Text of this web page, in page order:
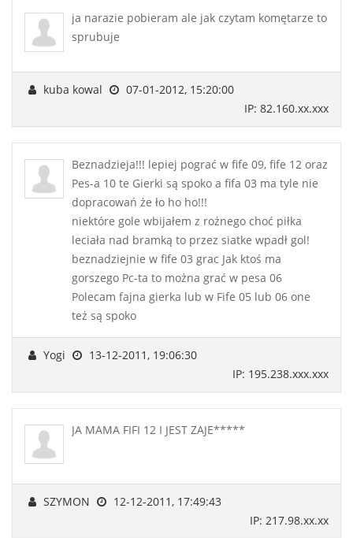
ja narazie pobieram ale jak czytam komętarze to
sprubuje
kuba kowal
07-01-2012, 15:20:00
IP: 82.160.xx.xxx
Beznadzieja!!! lepiej pograć w fife 09, fife 12 oraz
Pes-a 10 te Gierki są spoko a fifa 03 ma tyle nie
dopracowań że ło ho ho!!!
niektóre gole wbijałem z rożnego choć piłka
leciała nad bramką to przez siatke wpadł gol!
beznadziejnie w fife 03 grac Jak ktoś ma
gorszego Pc-ta to można grać w pesa 06
Polecam fajna gierka lub w Fife 05 lub 06 one
też są spoko
Yogi
13-12-2011, 19:06:30
IP: 195.238.xxx.xxx
JA MAMA FIFI 12 I JEST ZAJE*****
SZYMON
12-12-2011, 17:49:43
IP: 217.98.xx.xx